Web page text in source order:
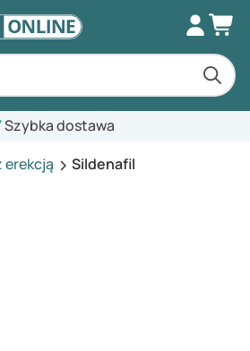
dostawa
erekcją Sildenafil